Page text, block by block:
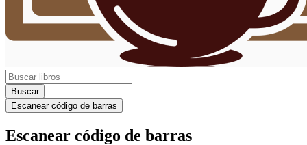
Buscar
Escanear código de barras
Escanear código de barras